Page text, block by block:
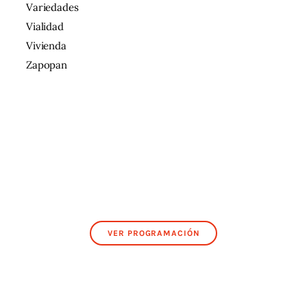
Variedades
Vialidad
Vivienda
Zapopan
VER PROGRAMACIÓN